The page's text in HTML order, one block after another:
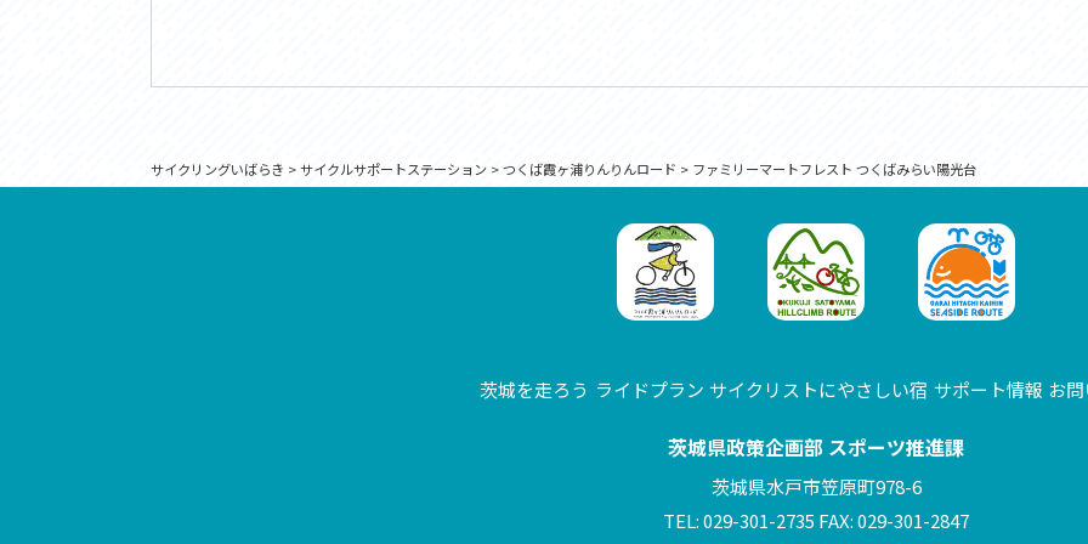
サイクリングいばらき >サイクルサポートステーション>つくば霞ヶ浦りんりんロード > ファミリーマートフレスト つくばみらい陽光台
茨城を走ろう ライドプラン サイクリストにやさしい宿 サポート情報 お
茨城県政策企画部 スポーツ推進課
茨城県水戸市笠原町978-6
TEL: 029-301-2735 FAX: 029-301-2847